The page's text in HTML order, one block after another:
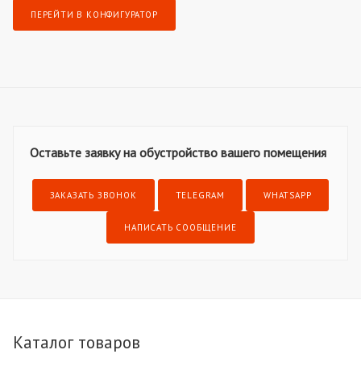
ПЕРЕЙТИ В КОНФИГУРАТОР
Оставьте заявку на обустройство вашего помещения
ЗАКАЗАТЬ ЗВОНОК TELEGRAM WHATSAPP
НАПИСАТЬ СООБЩЕНИЕ
Каталог товаров